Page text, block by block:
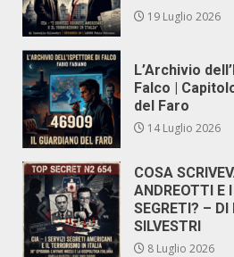
19 Luglio 2026
L’Archivio
Falco |
del Faro
14 Luglio 2026
COSA
ANDREOTTI E
SEGRETI? – DI
SILVESTRI
8 Luglio 2026